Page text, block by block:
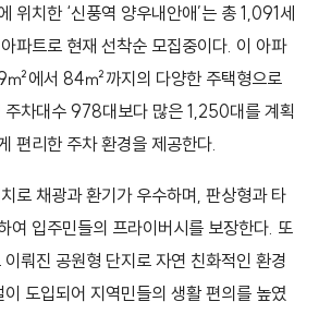
위치한 ‘신풍역 양우내안애’는 총 1,091세
파트로 현재 선착순 모집중이다. 이 아파
㎡에서 84㎡까지의 다양한 주택형으로
주차대수 978대보다 많은 1,250대를 계획
편리한 주차 환경을 제공한다.
로 채광과 환기가 우수하며, 판상형과 타
여 입주민들의 프라이버시를 보장한다. 또
뤄진 공원형 단지로 자연 친화적인 환경
도입되어 지역민들의 생활 편의를 높였